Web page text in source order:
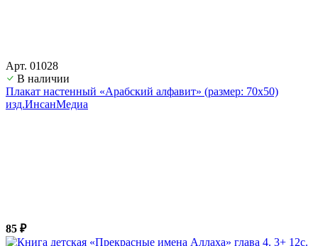
Арт. 01028
В наличии
Плакат настенный «Арабский алфавит» (размер: 70х50)
изд.ИнсанМедиа
85 ₽